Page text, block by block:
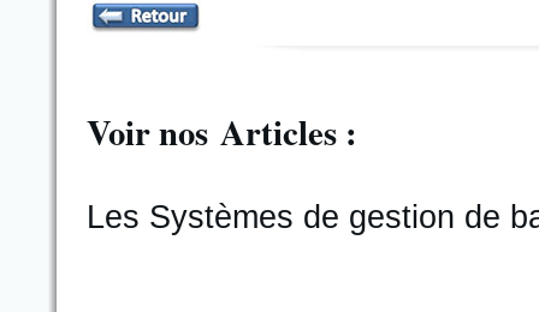
Voir nos Articles :
Les Systèmes de gestion de